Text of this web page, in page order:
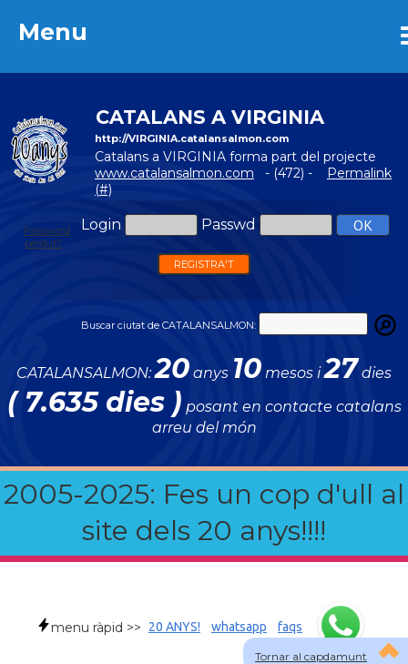
Menu
CATALANS A VIRGINIA
http://VIRGINIA.catalansalmon.com
Catalans a VIRGINIA forma part del projecte
www.catalansalmon.com - (472) - Permalink
(#)
Login Passwd
Password
perdut?
REGISTRA'T
Buscar ciutat de CATALANSALMON:
CATALANSALMON:20 anys 10 mesos i27 dies
( 7.635 dies ) posant en contacte catalans
arreu del món
2005-2025: Fes un cop d'ull al
site dels 20 anys!!!!
Menu
Tornar al capdamunt
menu ràpid >> 20 ANYS! whatsapp faqs